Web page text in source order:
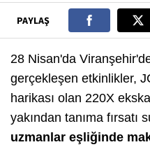
PAYLAŞ
28 Nisan'da
gerçekleşen etkinlikler,
harikası olan 220X
yakından tanıma fırsatı
uzmanlar eşliğinde